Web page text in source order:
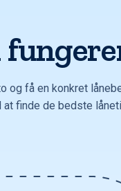
og få en konkret
at finde de bedste